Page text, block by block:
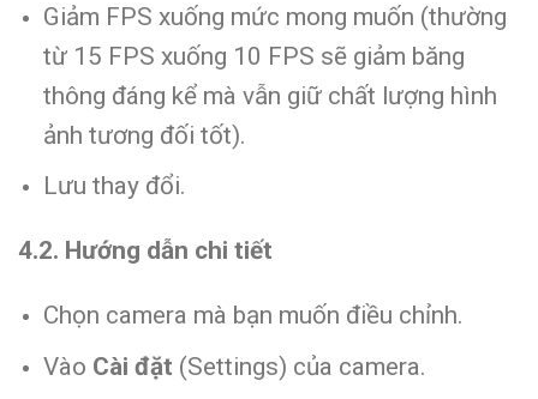
Giảm FPS xuống mức mong muốn (thường
từ 15 FPS xuống 10 FPS sẽ giảm băng
thông đáng kể mà vẫn giữ chất lượng hình
ảnh tương đối tốt).
Lưu thay đổi.
4.2. Hướng dẫn chi tiết
Chọn camera mà bạn muốn điều chỉnh.
Vào Cài đặt (Settings) của camera.